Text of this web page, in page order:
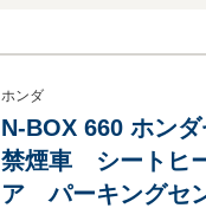
ホンダ
N-BOX 660 ホン
禁煙車 シートヒ
ア パーキングセ